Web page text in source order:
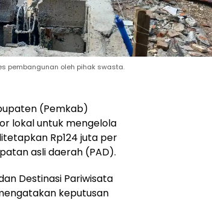
pembangunan oleh pihak swasta.
(Pemkab)
lokal untuk mengelola
Rp124 juta per
asli daerah (PAD).
Destinasi Pariwisata
keputusan